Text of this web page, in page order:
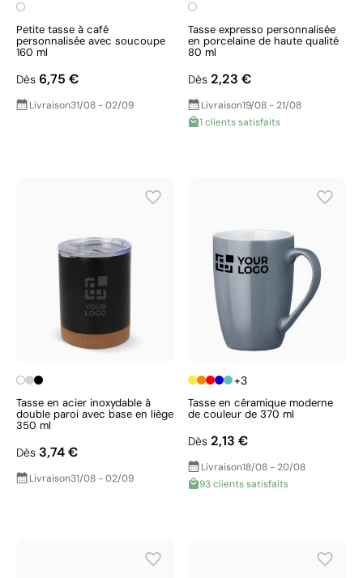
Petite tasse à café
personnalisée avec soucoupe
160 ml
Dès 6,75 €
Livraison31/08 - 02/09
Tasse expresso personnalisée
en porcelaine de haute qualité
80 ml
Dès 2,23 €
Livraison19/08 - 21/08
1 clients satisfaits
Tasse en acier inoxydable à
double paroi avec base en liège
350 ml
Dès 3,74 €
Livraison31/08 - 02/09
+3
Tasse en céramique moderne
de couleur de 370 ml
Dès 2,13 €
Livraison18/08 - 20/08
93 clients satisfaits